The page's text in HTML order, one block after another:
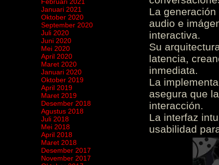
Januari 2021
Oktober 2020
September 2020
Juli 2020
Juni 2020
Mei 2020
April 2020
Maret 2020
Januari 2020
Oktober 2019
April 2019
Maret 2019
Desember 2018
Agustus 2018
Juli 2018
Mei 2018
April 2018
Maret 2018
Desember 2017
November 2017
La
audio e
interactiva.
Su
latencia,
inmediata.
La
asegura que
interacción.
La interfaz
usabilidad